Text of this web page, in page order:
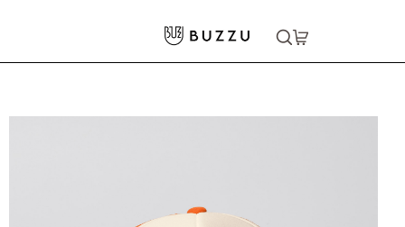
メッシュキャップ